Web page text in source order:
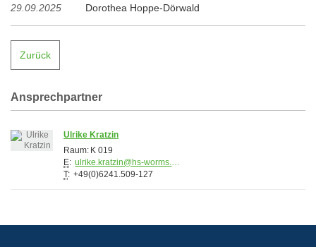
29.09.2025 Dorothea Hoppe-Dörwald
Zurück
Ansprechpartner
Ulrike Kratzin
Raum: K 019
E:
ulrike.kratzin@hs-worms.de
T: +49(0)6241.509-127